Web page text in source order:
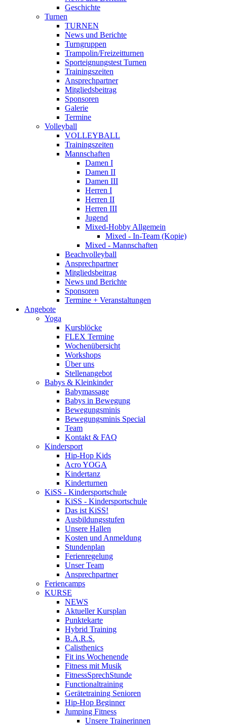
Geschichte
Turnen
TURNEN
News und Berichte
Turngruppen
Trampolin/Freizeitturnen
Sporteignungstest Turnen
Trainingszeiten
Ansprechpartner
Mitgliedsbeitrag
Sponsoren
Galerie
Termine
Volleyball
VOLLEYBALL
Trainingszeiten
Mannschaften
Damen I
Damen II
Damen III
Herren I
Herren II
Herren III
Jugend
Mixed-Hobby Allgemein
Mixed - In-Team (Kopie)
Mixed - Mannschaften
Beachvolleyball
Ansprechpartner
Mitgliedsbeitrag
News und Berichte
Sponsoren
Termine + Veranstaltungen
Angebote
Yoga
Kursblöcke
FLEX Termine
Wochenübersicht
Workshops
Über uns
Stellenangebot
Babys & Kleinkinder
Babymassage
Babys in Bewegung
Bewegungsminis
Bewegungsminis Special
Team
Kontakt & FAQ
Kindersport
Hip-Hop Kids
Acro YOGA
Kindertanz
Kinderturnen
KiSS - Kindersportschule
KiSS - Kindersportschule
Das ist KiSS!
Ausbildungsstufen
Unsere Hallen
Kosten und Anmeldung
Stundenplan
Ferienregelung
Unser Team
Ansprechpartner
Feriencamps
KURSE
NEWS
Aktueller Kursplan
Punktekarte
Hybrid Training
B.A.R.S.
Calisthenics
Fit ins Wochenende
Fitness mit Musik
FitnessSprechStunde
Functionaltraining
Gerätetraining Senioren
Hip-Hop Beginner
Jumping Fitness
Unsere Trainerinnen